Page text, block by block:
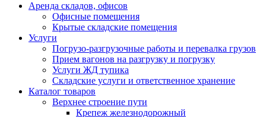
Аренда складов, офисов
Офисные помещения
Крытые складские помещения
Услуги
Погрузо-разгрузочные работы и перевалка грузов
Прием вагонов на разгрузку и погрузку
Услуги ЖД тупика
Складские услуги и ответственное хранение
Каталог товаров
Верхнее строение пути
Крепеж железнодорожный